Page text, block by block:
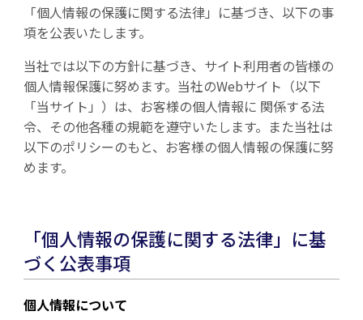
「個人情報の保護に関する法律」に基づき、以下の事
項を公表いたします。
当社では以下の方針に基づき、サイト利用者の皆様の
個人情報保護に努めます。当社のWebサイト（以下
「当サイト」）は、お客様の個人情報に 関係する法
令、その他各種の規範を遵守いたします。また当社は
以下のポリシーのもと、お客様の個人情報の保護に努
めます。
「個人情報の保護に関する法律」に基
づく公表事項
個人情報について